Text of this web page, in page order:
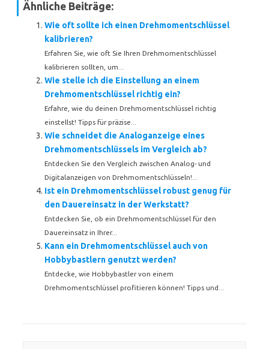
Ähnliche Beiträge:
Wie oft sollte ich einen Drehmomentschlüssel
kalibrieren?
Erfahren Sie, wie oft Sie Ihren Drehmomentschlüssel
kalibrieren sollten, um...
Wie stelle ich die Einstellung an einem
Drehmomentschlüssel richtig ein?
Erfahre, wie du deinen Drehmomentschlüssel richtig
einstellst! Tipps für präzise...
Wie schneidet die Analoganzeige eines
Drehmomentschlüssels im Vergleich ab?
Entdecken Sie den Vergleich zwischen Analog- und
Digitalanzeigen von Drehmomentschlüsseln!...
Ist ein Drehmomentschlüssel robust genug für
den Dauereinsatz in der Werkstatt?
Entdecken Sie, ob ein Drehmomentschlüssel für den
Dauereinsatz in Ihrer...
Kann ein Drehmomentschlüssel auch von
Hobbybastlern genutzt werden?
Entdecke, wie Hobbybastler von einem
Drehmomentschlüssel profitieren können! Tipps und...